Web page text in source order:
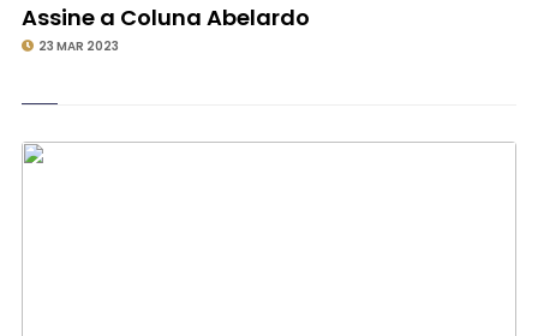
Assine a Coluna Abelardo
23 MAR 2023